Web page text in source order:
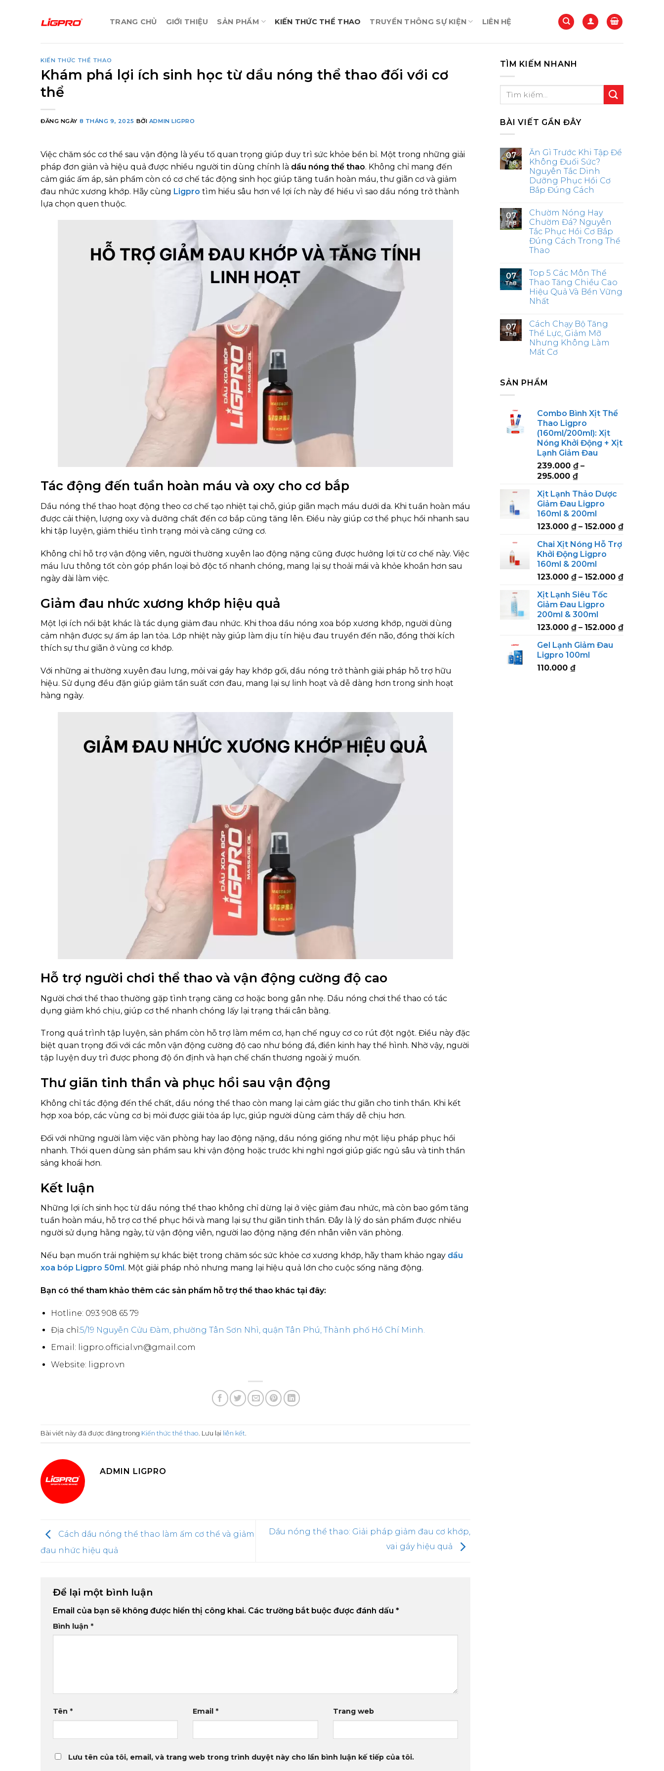
TRANG CHỦ GIỚI THIỆU SẢN PHẨM KIẾN THỨC THỂ THAO TRUYỀN THÔNG SỰ KIỆN LIÊN HỆ
KIẾN THỨC THỂ THAO
Khám phá lợi ích sinh học từ dầu nóng thể thao đối với cơ
thể
ĐĂNG NGÀY 8 THÁNG 9, 2025 BỞI ADMIN LIGPRO
Việc chăm sóc cơ thể sau vận động là yếu tố quan trọng giúp duy trì sức khỏe bền bỉ. Một trong những giải
pháp đơn giản và hiệu quả được nhiều người tin dùng chính là dầu nóng thể thao. Không chỉ mang đến
cảm giác ấm áp, sản phẩm còn có cơ chế tác động sinh học giúp tăng tuần hoàn máu, thư giãn cơ và giảm
đau nhức xương khớp. Hãy cùng Ligpro tìm hiểu sâu hơn về lợi ích này để hiểu vì sao dầu nóng trở thành
lựa chọn quen thuộc.
Tác động đến tuần hoàn máu và oxy cho cơ bắp
Dầu nóng thể thao hoạt động theo cơ chế tạo nhiệt tại chỗ, giúp giãn mạch máu dưới da. Khi tuần hoàn máu
được cải thiện, lượng oxy và dưỡng chất đến cơ bắp cũng tăng lên. Điều này giúp cơ thể phục hồi nhanh sau
khi tập luyện, giảm thiểu tình trạng mỏi và căng cứng cơ.
Không chỉ hỗ trợ vận động viên, người thường xuyên lao động nặng cũng được hưởng lợi từ cơ chế này. Việc
máu lưu thông tốt còn góp phần loại bỏ độc tố nhanh chóng, mang lại sự thoải mái và khỏe khoắn hơn sau
ngày dài làm việc.
Giảm đau nhức xương khớp hiệu quả
Một lợi ích nổi bật khác là tác dụng giảm đau nhức. Khi thoa dầu nóng xoa bóp xương khớp, người dùng
cảm nhận được sự ấm áp lan tỏa. Lớp nhiệt này giúp làm dịu tín hiệu đau truyền đến não, đồng thời kích
thích sự thư giãn ở vùng cơ khớp.
Với những ai thường xuyên đau lưng, mỏi vai gáy hay khớp gối, dầu nóng trở thành giải pháp hỗ trợ hữu
hiệu. Sử dụng đều đặn giúp giảm tần suất cơn đau, mang lại sự linh hoạt và dễ dàng hơn trong sinh hoạt
hàng ngày.
Hỗ trợ người chơi thể thao và vận động cường độ cao
Người chơi thể thao thường gặp tình trạng căng cơ hoặc bong gân nhẹ. Dầu nóng chơi thể thao có tác
dụng giảm khó chịu, giúp cơ thể nhanh chóng lấy lại trạng thái cân bằng.
Trong quá trình tập luyện, sản phẩm còn hỗ trợ làm mềm cơ, hạn chế nguy cơ co rút đột ngột. Điều này đặc
biệt quan trọng đối với các môn vận động cường độ cao như bóng đá, điền kinh hay thể hình. Nhờ vậy, người
tập luyện duy trì được phong độ ổn định và hạn chế chấn thương ngoài ý muốn.
Thư giãn tinh thần và phục hồi sau vận động
Không chỉ tác động đến thể chất, dầu nóng thể thao còn mang lại cảm giác thư giãn cho tinh thần. Khi kết
hợp xoa bóp, các vùng cơ bị mỏi được giải tỏa áp lực, giúp người dùng cảm thấy dễ chịu hơn.
Đối với những người làm việc văn phòng hay lao động nặng, dầu nóng giống như một liệu pháp phục hồi
nhanh. Thói quen dùng sản phẩm sau khi vận động hoặc trước khi nghỉ ngơi giúp giấc ngủ sâu và tinh thần
sảng khoái hơn.
Kết luận
Những lợi ích sinh học từ dầu nóng thể thao không chỉ dừng lại ở việc giảm đau nhức, mà còn bao gồm tăng
tuần hoàn máu, hỗ trợ cơ thể phục hồi và mang lại sự thư giãn tinh thần. Đây là lý do sản phẩm được nhiều
người sử dụng hằng ngày, từ vận động viên, người lao động nặng đến nhân viên văn phòng.
Nếu bạn muốn trải nghiệm sự khác biệt trong chăm sóc sức khỏe cơ xương khớp, hãy tham khảo ngay dầu
xoa bóp Ligpro 50ml. Một giải pháp nhỏ nhưng mang lại hiệu quả lớn cho cuộc sống năng động.
Bạn có thể tham khảo thêm các sản phẩm hỗ trợ thể thao khác tại đây:
Hotline: 093 908 65 79
Địa chỉ:5/19 Nguyễn Cửu Đàm, phường Tân Sơn Nhì, quận Tân Phú, Thành phố Hồ Chí Minh.
Email: ligpro.official.vn@gmail.com
Website: ligpro.vn
Bài viết này đã được đăng trong Kiến thức thể thao . Lưu lại liên kết
ADMIN LIGPRO
Cách dầu nóng thể thao làm ấm cơ thể và giảm
đau nhức hiệu quả
Dầu nóng thể thao: Giải pháp giảm đau cơ khớp,
vai gáy hiệu quả
Để lại một bình luận
Email của bạn sẽ không được hiển thị công khai. Các trường bắt buộc được đánh dấu *
Bình luận *
Tên * Email * Trang web
Lưu tên của tôi, email, và trang web trong trình duyệt này cho lần bình luận kế tiếp của tôi.
TÌM KIẾM NHANH
BÀI VIẾT GẦN ĐÂY
07
Th8
Ăn Gì Trước Khi Tập Để
Không Đuối Sức?
Nguyên Tắc Dinh
Dưỡng Phục Hồi Cơ
Bắp Đúng Cách
07
Th8
Chườm Nóng Hay
Chườm Đá? Nguyên
Tắc Phục Hồi Cơ Bắp
Đúng Cách Trong Thể
Thao
07
Th8
Top 5 Các Môn Thể
Thao Tăng Chiều Cao
Hiệu Quả Và Bền Vững
Nhất
07
Th8
Cách Chạy Bộ Tăng
Thể Lực, Giảm Mỡ
Nhưng Không Làm
Mất Cơ
SẢN PHẨM
Combo Bình Xịt Thể
Thao Ligpro
(160ml/200ml): Xịt
Nóng Khởi Động + Xịt
Lạnh Giảm Đau
239.000 ₫ –
295.000 ₫Price
239.000 ₫
through
295.000 ₫
Xịt Lạnh Thảo Dược
Giảm Đau Ligpro
160ml & 200ml
123.000 ₫ – 152.000 ₫Price
Chai Xịt Nóng Hỗ Trợ
Khởi Động Ligpro
160ml & 200ml
123.000 ₫ – 152.000 ₫Price
Xịt Lạnh Siêu Tốc
Giảm Đau Ligpro
200ml & 300ml
123.000 ₫ – 152.000 ₫Price
Gel Lạnh Giảm Đau
Ligpro 100ml
110.000 ₫